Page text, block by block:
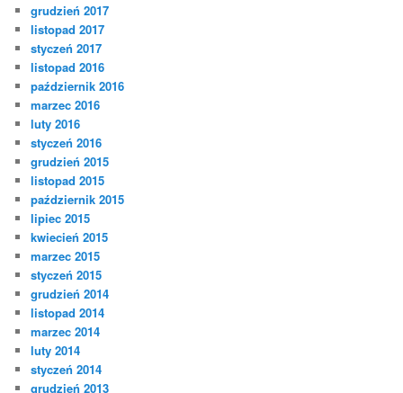
grudzień 2017
listopad 2017
styczeń 2017
listopad 2016
październik 2016
marzec 2016
luty 2016
styczeń 2016
grudzień 2015
listopad 2015
październik 2015
lipiec 2015
kwiecień 2015
marzec 2015
styczeń 2015
grudzień 2014
listopad 2014
marzec 2014
luty 2014
styczeń 2014
grudzień 2013